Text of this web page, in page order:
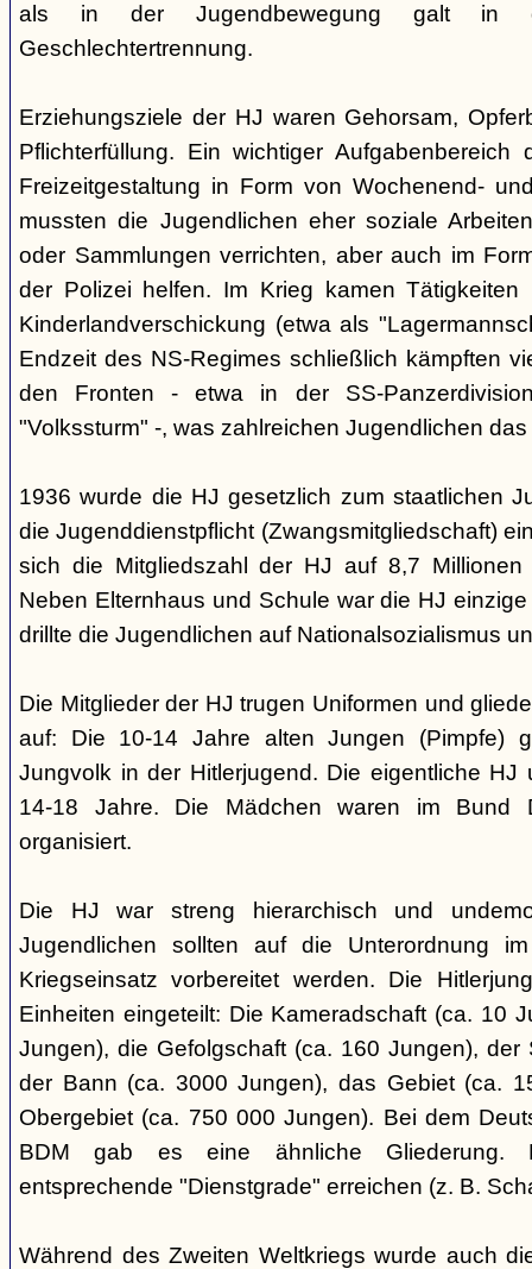
als in der Jugendbewegung galt in
Geschlechtertrennung.
Erziehungsziele der HJ waren Gehorsam,
Pflichterfüllung. Ein wichtiger
Freizeitgestaltung in Form von Wochenend-
mussten die Jugendlichen eher soziale
oder Sammlungen verrichten, aber auch im
der Polizei helfen. Im Krieg kamen
Kinderlandverschickung (etwa als
Endzeit des NS-Regimes schließlich kämpften
den Fronten - etwa in der SS-
"Volkssturm" -, was zahlreichen Jugendlichen
1936 wurde die HJ gesetzlich zum staatlichen
die Jugenddienstpflicht (Zwangsmitgliedschaft)
sich die Mitgliedszahl der HJ auf 8,7 Millionen
Neben Elternhaus und Schule war die HJ
drillte die Jugendlichen auf Nationalsozialismus
Die Mitglieder der HJ trugen Uniformen und
auf: Die 10-14 Jahre alten Jungen (Pimpfe)
Jungvolk in der Hitlerjugend. Die eigentliche HJ
14-18 Jahre. Die Mädchen waren im Bund
organisiert.
Die HJ war streng hierarchisch und
Jugendlichen sollten auf die Unterordnung
Kriegseinsatz vorbereitet werden. Die
Einheiten eingeteilt: Die Kameradschaft (ca. 10
Jungen), die Gefolgschaft (ca. 160 Jungen), der
der Bann (ca. 3000 Jungen), das Gebiet (ca.
Obergebiet (ca. 750 000 Jungen). Bei dem
BDM gab es eine ähnliche Gliederung.
entsprechende "Dienstgrade" erreichen (z. B.
Während des Zweiten Weltkriegs wurde auch